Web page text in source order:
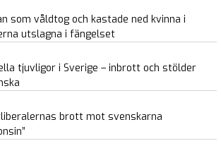
som våldtog och kastade ned kvinna i
utslagna i fängelset
tjuvligor i Sverige – inbrott och stölder
brott mot svenskarna